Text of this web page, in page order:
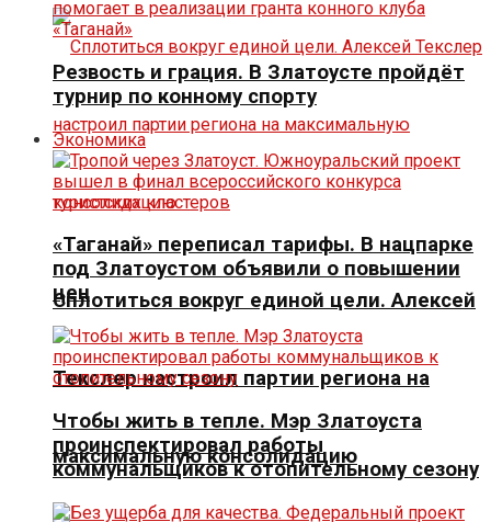
Сплотиться вокруг единой цели. Алексей
Текслер настроил партии региона на
максимальную консолидацию
Резвость и грация. В Златоусте пройдёт
турнир по конному спорту
Экономика
«Таганай» переписал тарифы. В нацпарке
под Златоустом объявили о повышении
цен
Чтобы жить в тепле. Мэр Златоуста
проинспектировал работы
коммунальщиков к отопительному сезону